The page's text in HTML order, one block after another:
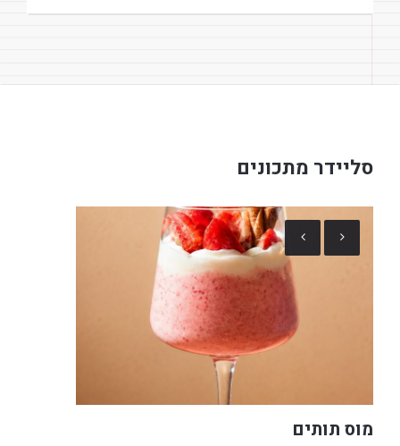
סליידר מתכונים
מוס תותים